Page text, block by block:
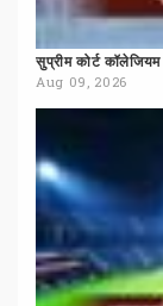
सुप्रीम कोर्ट कॉलेजियम
Aug 09, 2026